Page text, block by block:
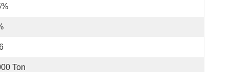
Ton